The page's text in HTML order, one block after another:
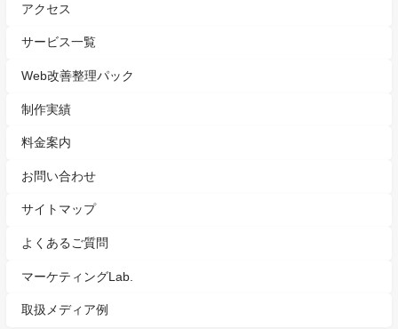
アクセス
サービス一覧
Web改善整理パック
制作実績
料金案内
お問い合わせ
サイトマップ
よくあるご質問
マーケティングLab.
取扱メディア例